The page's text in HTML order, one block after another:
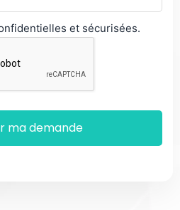
et sécurisées.